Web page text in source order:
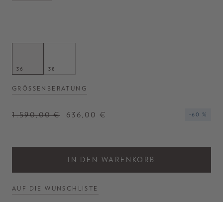
36 38
GRÖSSENBERATUNG
1.590,00 € 636,00 € -60 %
IN DEN WARENKORB
AUF DIE WUNSCHLISTE